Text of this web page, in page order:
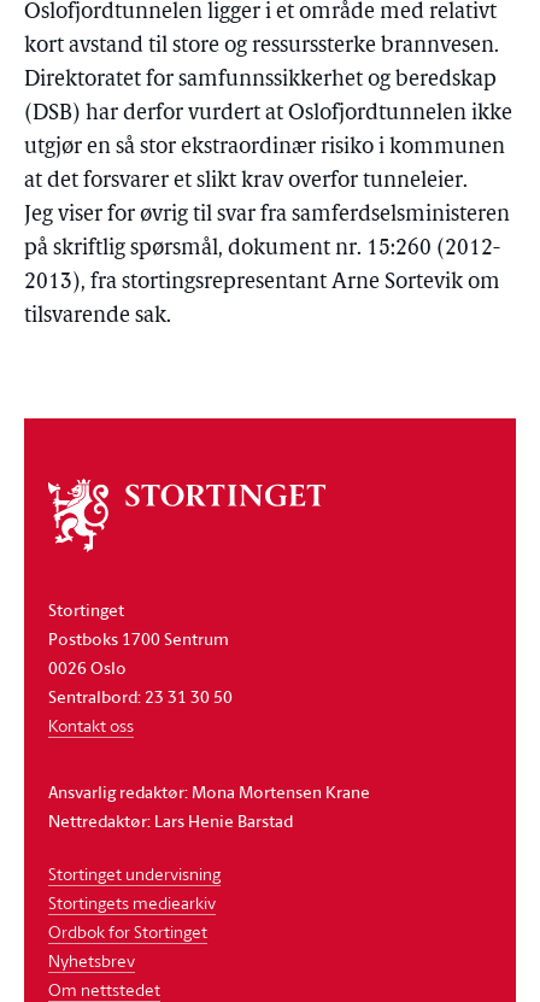
Oslofjordtunnelen ligger i et område med relativt
kort avstand til store og ressurssterke brannvesen.
Direktoratet for samfunnssikkerhet og beredskap
(DSB) har derfor vurdert at Oslofjordtunnelen ikke
utgjør en så stor ekstraordinær risiko i kommunen
at det forsvarer et slikt krav overfor tunneleier.
Jeg viser for øvrig til svar fra samferdselsministeren
på skriftlig spørsmål, dokument nr. 15:260 (2012-
2013), fra stortingsrepresentant Arne Sortevik om
tilsvarende sak.
Om
stortinget
Stortinget
Postboks 1700 Sentrum
0026 Oslo
Sentralbord: 23 31 30 50
Kontakt oss
Ansvarlig redaktør: Mona Mortensen Krane
Nettredaktør: Lars Henie Barstad
Stortinget undervisning
Stortingets mediearkiv
Ordbok for Stortinget
Nyhetsbrev
Om nettstedet